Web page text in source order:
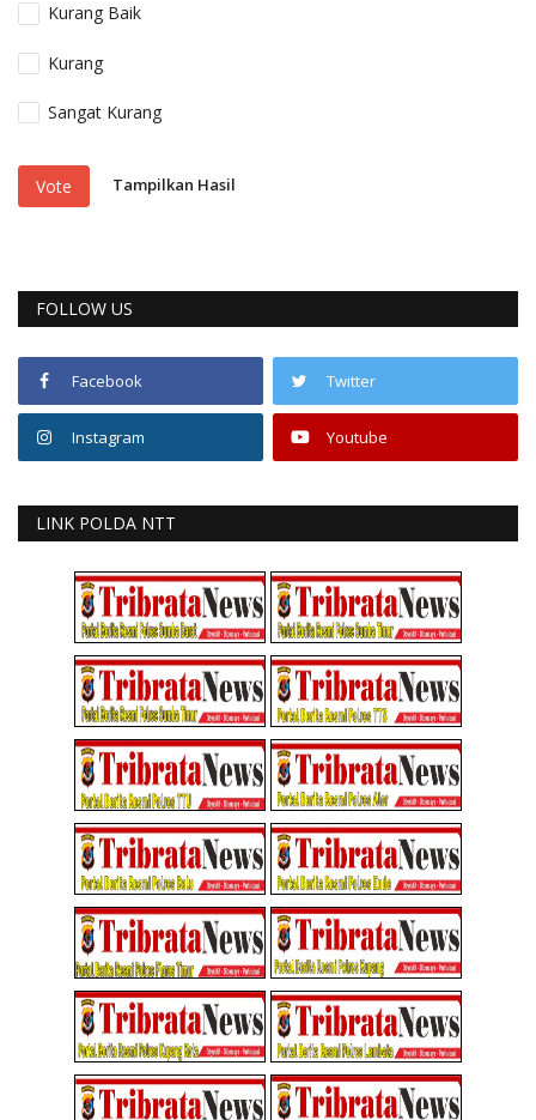
Kurang Baik
Kurang
Sangat Kurang
Vote Tampilkan Hasil
FOLLOW US
Facebook Twitter
Instagram Youtube
LINK POLDA NTT